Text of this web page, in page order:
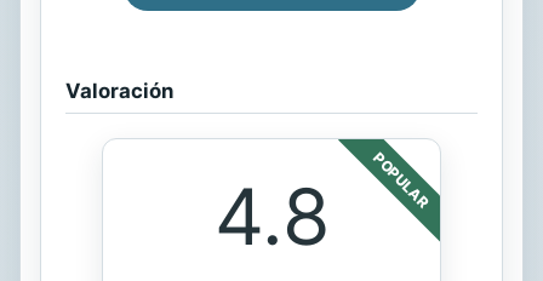
Valoración
POPULAR
4.8